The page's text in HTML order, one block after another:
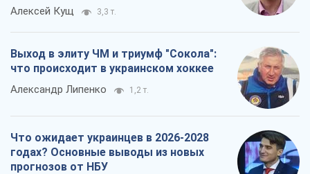
Алексей Кущ 3,3 т.
Выход в элиту ЧМ и триумф "Сокола":
что происходит в украинском хоккее
Александр Липенко 1,2 т.
Что ожидает украинцев в 2026-2028
годах? Основные выводы из новых
прогнозов от НБУ